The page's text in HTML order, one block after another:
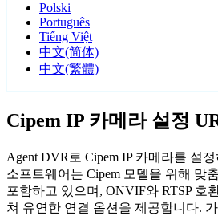
Polski
Português
Tiếng Việt
中文(简体)
中文(繁體)
Cipem IP 카메라 설정
Agent DVR로 Cipem IP 카메라를 설
소프트웨어는 Cipem 모델을 위해 맞
포함하고 있으며, ONVIF와 RTSP 호
쳐 유연한 연결 옵션을 제공합니다.